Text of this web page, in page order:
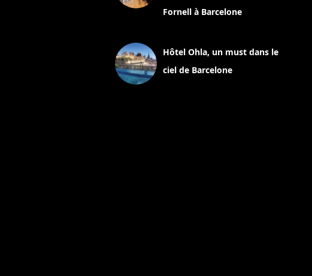
Fornell à Barcelone
Hôtel Ohla, un must dans le
ciel de Barcelone